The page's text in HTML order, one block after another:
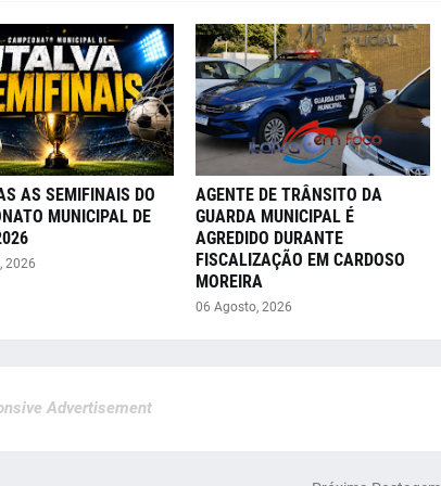
AS SEMIFINAIS DO
MUNICIPAL DE
2026
AGENTE DE TRÂNSITO DA
GUARDA MUNICIPAL É
AGREDIDO DURANTE
FISCALIZAÇÃO EM CARDOSO
MOREIRA
06 Agosto, 2026
Advertisement